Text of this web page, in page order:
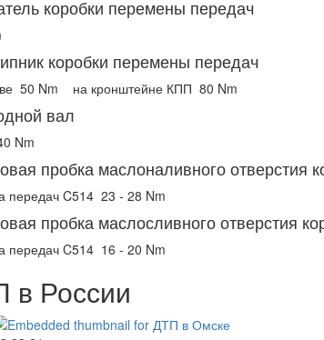
коробки перемены передач
коробки перемены передач
50 Nm на кронштейне КПП 80 Nm
вал
Nm
пробка маслоналивного отверстия
передач C514 23 - 28 Nm
пробка маслосливного отверстия
передач C514 16 - 20 Nm
в России